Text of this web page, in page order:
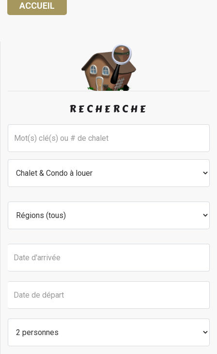
ACCUEIL
RECHERCHE